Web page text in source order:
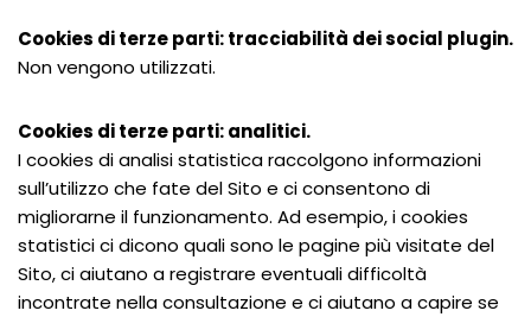
Cookies di terze parti: tracciabilità dei social plugin.
Non vengono utilizzati.
Cookies di terze parti: analitici.
I cookies di analisi statistica raccolgono informazioni
sull’utilizzo che fate del Sito e ci consentono di
migliorarne il funzionamento. Ad esempio, i cookies
statistici ci dicono quali sono le pagine più visitate del
Sito, ci aiutano a registrare eventuali difficoltà
incontrate nella consultazione e ci aiutano a capire se